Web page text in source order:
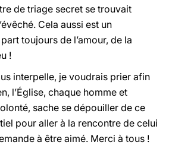
de triage secret se trouvait
Cela aussi est un
toujours de l’amour, de la
!
interpelle, je voudrais prier afin
l’Église, chaque homme et
sache se dépouiller de ce
pour aller à la rencontre de celui
à être aimé. Merci à tous !